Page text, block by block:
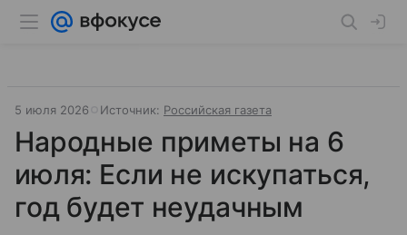
5 июля 2026 Источник: Российская газета
Народные приметы на 6
июля: Если не искупаться,
год будет неудачным